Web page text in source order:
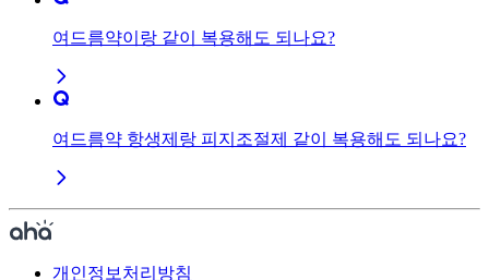
여드름약이랑 같이 복용해도 되나요?
여드름약 항생제랑 피지조절제 같이 복용해도 되나요?
개인정보처리방침